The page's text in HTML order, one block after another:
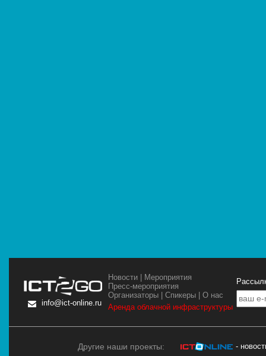
info@ict-online.ru
Новости | Мероприятия
Пресс-мероприятия
Организаторы |Спикеры |О нас
Аренда облачной инфраструктуры
Другие наши проекты: -